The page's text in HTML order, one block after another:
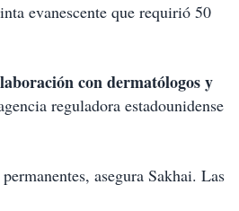
evanescente que requirió 50
con dermatólogos y
reguladora estadounidense
asegura Sakhai. Las